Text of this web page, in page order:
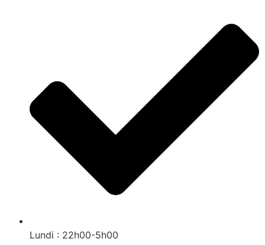
Lundi : 22h00-5h00